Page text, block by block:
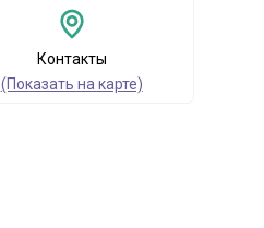
Контакты
(Показать на карте)